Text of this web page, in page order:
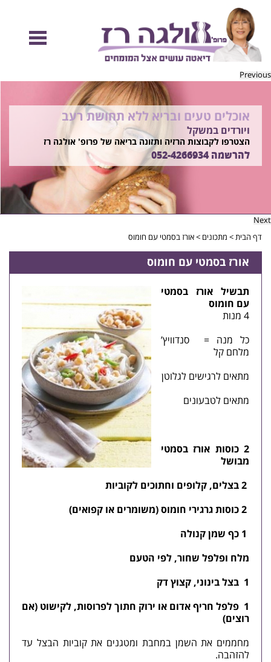
Previous
להיות מוכנות לקיץ הזה ולזה שאחריו!
בשיטת ד"ר אולגה רז
רוצים ללמוד איך?
התקשרו 052-4266934
אוכלים טעים ובריא ללא תחושת רעב
ויורדים במשקל
הצטרפו לקבוצות הרזיה ותזונה בריאה של פרופ' אולגה רז
להרשמה052-4266934
Next
דף הבית> מתכונים >אורז בסמטי עם חומוס
אורז בסמטי עם חומוס
תבשיל אורז בסמטי
עם חומוס
4 מנות
כל מנה = סנדוויץ’
מלחם קל
מתאים לרגישים לגלוטן
מתאים לטבעונים
2 כוסות אורז בסמטי
מבושל
בצלים, קלופים וחתוכים לקוביות
כוסות גרגירי חומוס (משומרים או קפואים)
כף שמן קנולה
מלח ופלפל שחור, לפי הטעם
1 בצל בינוני, קצוץ דק
1 פלפל חריף אדום או ירוק חתוך לפרוסות, לקישוט (אם
רוצים)
מחממים את השמן במחבת ומטגנים את קוביות הבצל עד
להזהבה.